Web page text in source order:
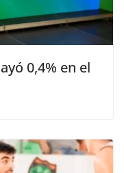
0,4% en el